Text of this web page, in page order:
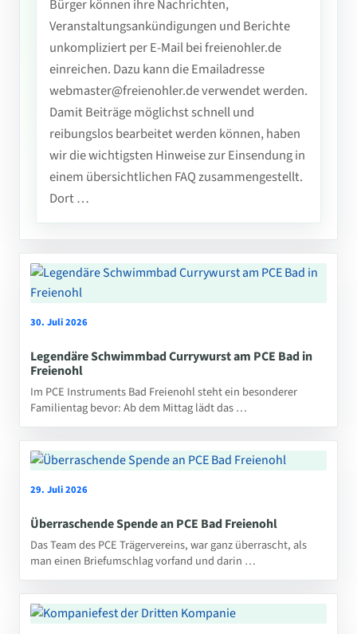
Bürger können ihre Nachrichten,
Veranstaltungsankündigungen und Berichte
unkompliziert per E-Mail bei freienohler.de
einreichen. Dazu kann die Emailadresse
webmaster@freienohler.de verwendet werden.
Damit Beiträge möglichst schnell und
reibungslos bearbeitet werden können, haben
wir die wichtigsten Hinweise zur Einsendung in
einem übersichtlichen FAQ zusammengestellt.
Dort …
30. Juli 2026
Legendäre Schwimmbad Currywurst am PCE Bad in
Freienohl
Im PCE Instruments Bad Freienohl steht ein besonderer
Familientag bevor: Ab dem Mittag lädt das …
29. Juli 2026
Überraschende Spende an PCE Bad Freienohl
Das Team des PCE Trägervereins, war ganz überrascht, als
man einen Briefumschlag vorfand und darin …